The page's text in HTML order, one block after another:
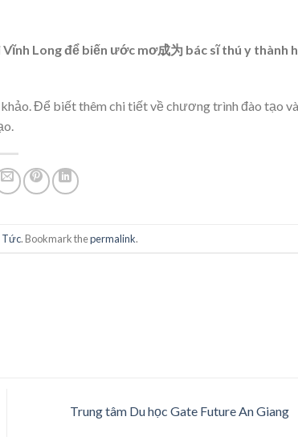
Long để biến ước mơ成为 bác sĩ thú y thành
Để biết thêm chi tiết về chương trình đào tạo và
Tức. Bookmark thepermalink.
Trung tâm Du học Gate Future An Giang